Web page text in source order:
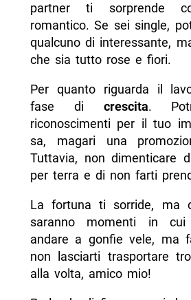
partner ti sorprende
romantico. Se sei single,
qualcuno di interessante,
che sia tutto rose e fiori.
Per quanto riguarda il
fase di crescita.
riconoscimenti per il tuo
sa, magari una
Tuttavia, non dimenticare
per terra e di non farti
La fortuna ti sorride, ma
saranno momenti in
andare a gonfie vele, ma
non lasciarti trasportare
alla volta, amico mio!